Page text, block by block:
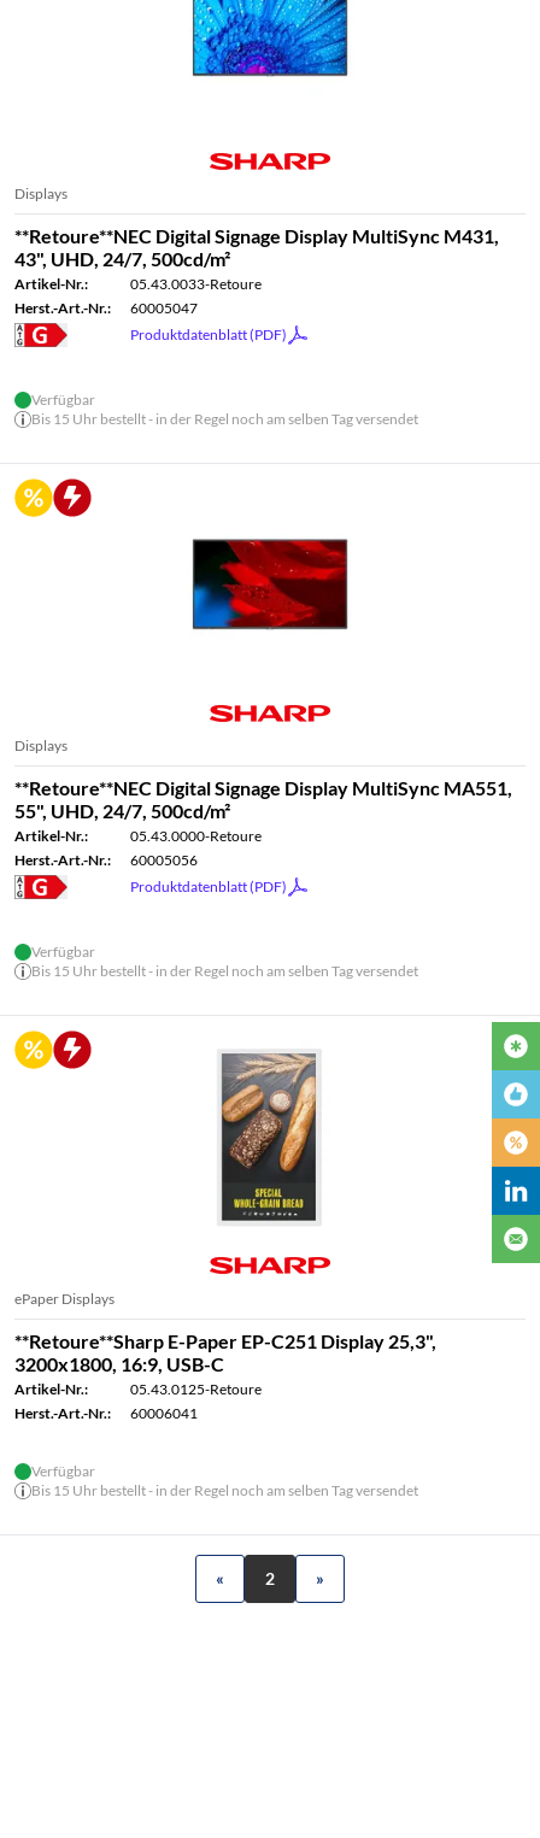
Displays
**Retoure**NEC Digital Signage Display MultiSync M431,
43", UHD, 24/7, 500cd/m²
Artikel-Nr.:
05.43.0033-Retoure
Herst.-Art.-Nr.:
60005047
Produktdatenblatt (PDF)
Verfügbar
Bis 15 Uhr bestellt - in der Regel noch am selben Tag versendet
Displays
**Retoure**NEC Digital Signage Display MultiSync MA551,
55", UHD, 24/7, 500cd/m²
Artikel-Nr.:
05.43.0000-Retoure
Herst.-Art.-Nr.:
60005056
Produktdatenblatt (PDF)
Verfügbar
Bis 15 Uhr bestellt - in der Regel noch am selben Tag versendet
ePaper Displays
**Retoure**Sharp E-Paper EP-C251 Display 25,3",
3200x1800, 16:9, USB-C
Artikel-Nr.:
05.43.0125-Retoure
Herst.-Art.-Nr.:
60006041
Verfügbar
Bis 15 Uhr bestellt - in der Regel noch am selben Tag versendet
« 2 »